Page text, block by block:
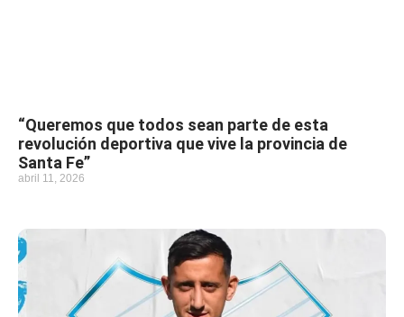
“Queremos que todos sean parte de esta
revolución deportiva que vive la provincia de
Santa Fe”
abril 11, 2026